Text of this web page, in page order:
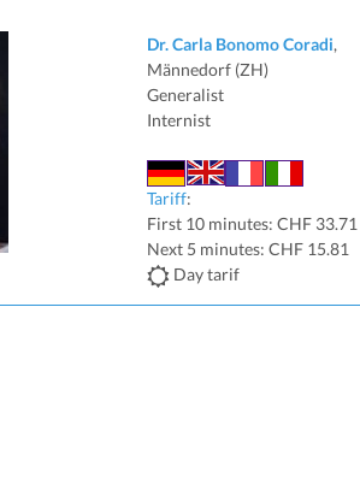
Dr. Carla Bonomo Coradi,
Männedorf (ZH)
Generalist
Internist
Tariff:
First 10 minutes: CHF 33.71
Next 5 minutes: CHF 15.81
Day tarif